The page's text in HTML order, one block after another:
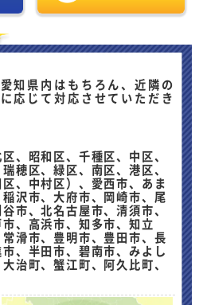
知県内はもちろん、近隣の
応じて対応させていただき
、昭和区、千種区、中区、
穂区、緑区、南区、港区、
、中村区）、愛西市、あま
沢市、大府市、岡崎市、尾
市、北名古屋市、清須市、
、高浜市、知多市、知立
滑市、豊明市、豊田市、長
、半田市、碧南市、みよし
治町、蟹江町、阿久比町、